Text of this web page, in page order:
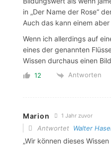
in „Der Name der Rose“
Auch das kann einem
Wenn ich allerdings auf
eines der genannten
Wissen durchaus einen
12 Antworten
Marion 1 Jahr zuvor
Antwortet Walter
„Wir können dieses